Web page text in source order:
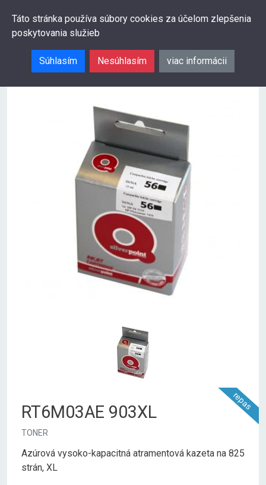
Táto stránka používa súbory cookies za účelom zlepšenia
poskytovania služieb
Súhlasím Nesúhlasím viac informácii
repas
RT6M03AE 903XL
TONER
Azúrová vysoko-kapacitná atramentová kazeta na 825
strán, XL